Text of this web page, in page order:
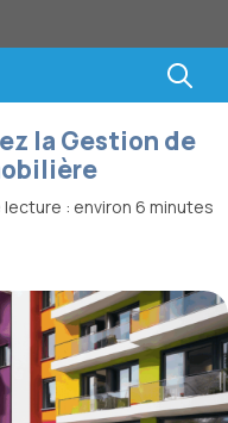
la Gestion de
: environ 6 minutes